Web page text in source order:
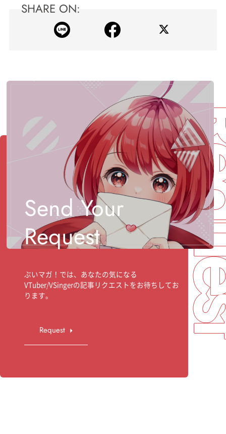
SHARE ON:
Send Your
Request
ぶいマガ！では、あなたの気になる
VTuber/VSingerの記事リクエストをお待ちしてお
ります。
Request